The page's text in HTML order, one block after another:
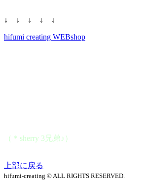
↓ ↓ ↓ ↓ ↓
hifumi creating WEBshop
（＊sherry 3兄弟♪）
上部に戻る
hifumi-creating © ALL RIGHTS RESERVED.